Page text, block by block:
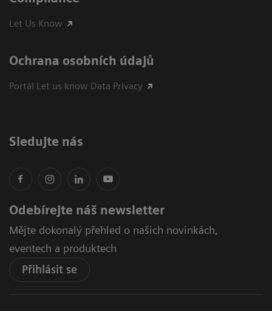
Let Us Know
Ochrana osobních údajů
Portál Let us know Data Privacy
Sledujte nás
Odebírejte náš newsletter
Mějte dokonalý přehled o našich novinkách,
eventech a produktech
Přihlásit se